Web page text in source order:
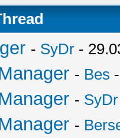
- SyDr -
- Bes
- SyDr
-